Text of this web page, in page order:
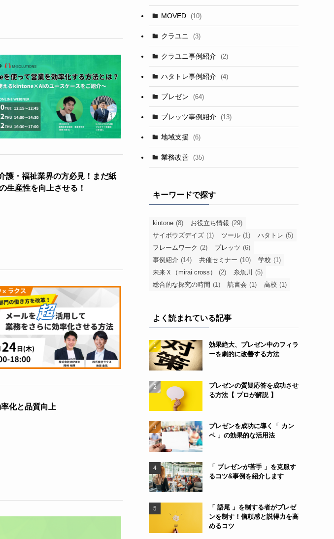
護・福祉業界の方必見！まだ紙
生産性を向上させる！
化と品質向上
MOVED (10)
クラユニ (3)
クラユニ事例紹介 (2)
ハタトレ事例紹介 (4)
プレゼン (64)
プレッツ事例紹介 (13)
地域支援 (6)
業務改善 (35)
キーワードで探す
kintone (8) お役立ち情報 (29)
サイボウズデイズ (1) ツール (1) ハタトレ (5)
フレームワーク (2) プレッツ (6)
事例紹介 (14) 共催セミナー (10) 学校 (1)
未来Ｘ（mirai cross）
(2) 糸魚川
(5)
総合的な探究の時間 (1) 読書会 (1) 高校 (1)
よく読まれている記事
効果絶大、プレゼン中のフィラ
ーを劇的に改善する方法
プレゼンの質疑応答を成功させ
る方法【 プロが解説 】
プレゼンを成功に導く「 カン
ペ 」の効果的な活用法
「 プレゼンが苦手 」を克服す
るコツ&事例を紹介します
「 語尾 」を制する者がプレゼ
ンを制す！信頼感と説得力を高
めるコツ